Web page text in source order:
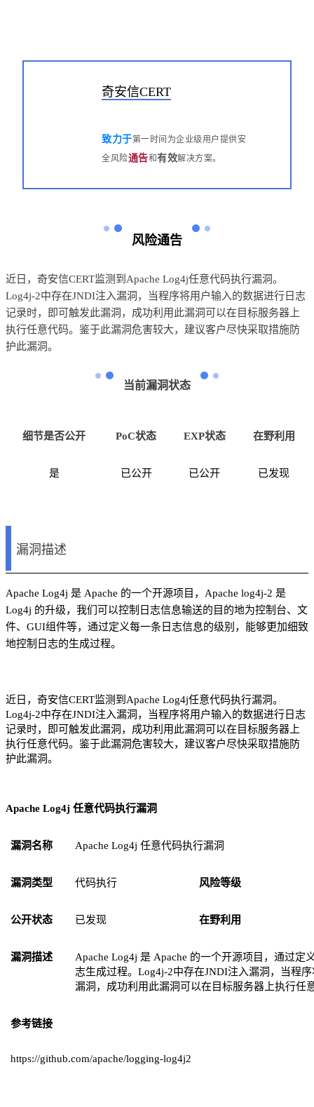
奇安信CERT
致力于第一时间 为企业级用户提供安
全风险通告和有效解决方案。
风险通告
近日，奇安信CERT监测到Apache Log4j任意代码执行漏洞。
Log4j-2中存在JNDI注入漏洞，当程序将用户输入的数据进行日志
记录时，即可触发此漏洞，成功利用此漏洞可以在目标服务器上
执行任意代码。 鉴于此漏洞危害较大，建议客户尽快采取措施防
护此漏洞。
当前漏洞状态
细节是否公开 PoC状态 EXP状态 在野利用
是 已公开 已公开 已发现
漏洞描述
Apache Log4j 是 Apache 的一个开源项目，Apache log4j-2 是
Log4j 的升级，我们可以控制日志信息输送的目的地为控制台、文
件、GUI组件等，通过定义每一条日志信息的级别，能够更加细致
地控制日志的生成过程。
近日，奇安信CERT监测到 Apache Log4j任意代码执行漏洞。
Log4j-2中存在JNDI注入漏洞，当程序将用户输入的数据进行日志
记录时，即可触发此漏洞，成功利用此漏洞可以在目标服务器上
执行任意代码。鉴于此漏洞危害较大，建议客户尽快采取措施防
护此漏洞。
Apache Log4j 任意代码执行漏洞
漏洞名称 Apache Log4j 任意代码执行漏洞
漏洞类型 代码执行 风险等级
公开状态 已发现 在野利用
漏洞描述
Apache Log4j 是 Apache 的一个开源项目，通过
志生成过程。Log4j-2中存在JNDI注入漏洞，当程
漏洞，成功利用此漏洞可以在目标服务器上执行任
参考链接
https://github.com/apache/logging-log4j2